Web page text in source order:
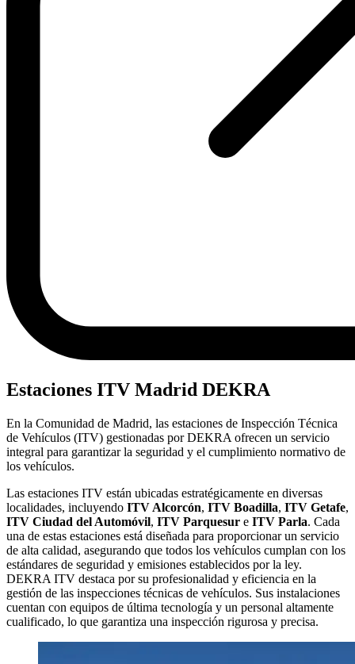
Estaciones ITV Madrid DEKRA
En la Comunidad de Madrid, las estaciones de Inspección Técnica
de Vehículos (ITV) gestionadas por DEKRA ofrecen un servicio
integral para garantizar la seguridad y el cumplimiento normativo de
los vehículos.
Las estaciones ITV están ubicadas estratégicamente en diversas
localidades, incluyendo ITV Alcorcón, ITV Boadilla, ITV Getafe,
ITV Ciudad del Automóvil, ITV Parquesur e ITV Parla. Cada
una de estas estaciones está diseñada para proporcionar un servicio
de alta calidad, asegurando que todos los vehículos cumplan con los
estándares de seguridad y emisiones establecidos por la ley.
DEKRA ITV destaca por su profesionalidad y eficiencia en la
gestión de las inspecciones técnicas de vehículos. Sus instalaciones
cuentan con equipos de última tecnología y un personal altamente
cualificado, lo que garantiza una inspección rigurosa y precisa.